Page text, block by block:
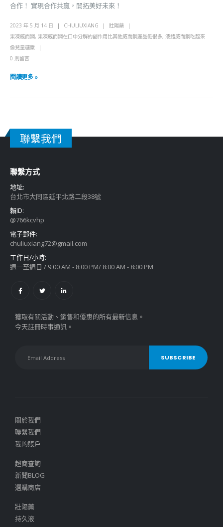
合作！ 實現合作共贏，開拓美好未來！
2023 年 5 月 14 日 CHULIUXIANG
壯陽藥
果凍威而鋼, 果凍威而鋼在口中分解的副作用比其他威而鋼產品低很多, 液體威而鋼吃起來
像兒童糖漿
0 則留言
閱讀更多 »
聯繫我們
聯繫方式
地址:
台北市大同區延平北路二段38號
賴ID:
@766kcvhp
電子郵件:
chuliuxiang72@gmail.com
工作日/小時:
週一至週日 / 9:00 AM - 8:00 PM/ 8:00 AM - 8:00 PM
獲取有關活動、銷售和優惠的所有最新信息。
今天註冊時事通訊。
關於我們
聯繫我們
我的賬戶
超商查詢
新聞BLOG
選購商店
壯陽藥
持久液